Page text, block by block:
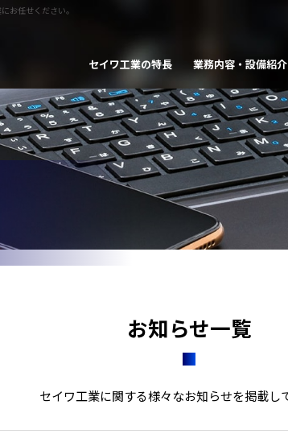
お任せください。
セイワ工業の特長 業務内容・設備紹介
お知らせ一覧
セイワ工業に関する様々なお知らせを掲載し